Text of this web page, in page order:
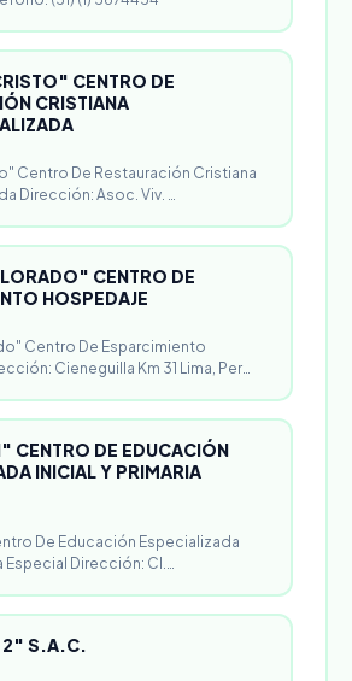
CENTRO DE
CRISTIANA
Centro De Restauración Cristiana
Dirección: Asoc. Viv. …
CENTRO DE
HOSPEDAJE
Centro De Esparcimiento
Cieneguilla Km 31 Lima, Per…
CENTRO DE EDUCACIÓN
INICIAL Y PRIMARIA
De Educación Especializada
Especial Dirección: Cl.…
2" S.A.C.